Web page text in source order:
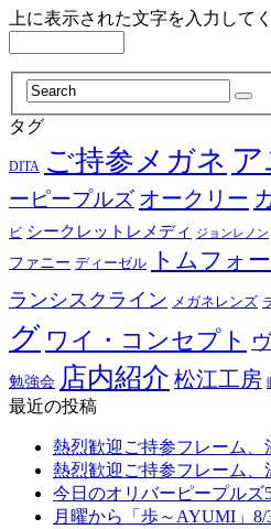
上に表示された文字を入力して
タグ
DITA ご持参メガネ ア
ーピープルズ オークリー
ビ シークレットレメディ ジョンレノン
ファニー ディーゼル トムフォ
ランシスクライン メガネレンズ
グ ワイ・コンセプト
勉強会 店内紹介 松江工房
最近の投稿
熱烈歓迎ご持参フレーム
熱烈歓迎ご持参フレーム、
今日のオリバーピープルズ
月曜から「歩～AYUMI」8/